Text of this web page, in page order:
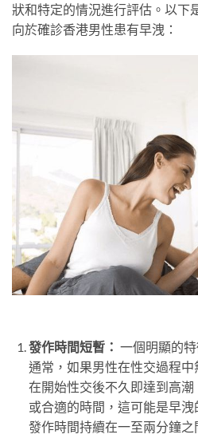
狀和特定的情況進行評估。以下
向於確診香港男性患有早洩：
發作時間短暫： 一個明顯的
通常，如果男性在性交過程
在開始性交後不久即達到高
或合適的時間，這可能是早
發作時間持續在一至兩分鐘之